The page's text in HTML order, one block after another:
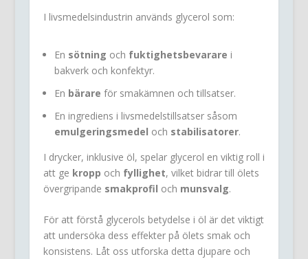
I livsmedelsindustrin används glycerol som:
En sötning och fuktighetsbevarare i
bakverk och konfektyr.
En bärare för smakämnen och tillsatser.
En ingrediens i livsmedelstillsatser såsom
emulgeringsmedel och stabilisatorer.
I drycker, inklusive öl, spelar glycerol en viktig roll i
att ge kropp och fyllighet, vilket bidrar till ölets
övergripande smakprofil och munsvalg.
För att förstå glycerols betydelse i öl är det viktigt
att undersöka dess effekter på ölets smak och
konsistens. Låt oss utforska detta djupare och